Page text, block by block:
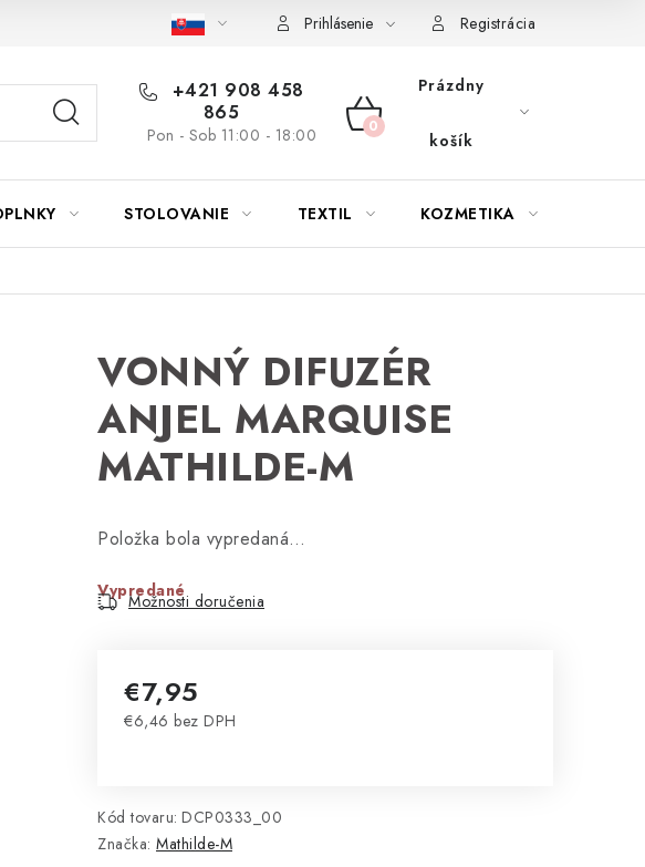
Návod na údržbu nábytku Reklamačný poriadok Pravidlá zliav a akcií
Prihlásenie Registrácia
+421 908 458
865
Pon - Sob 11:00 - 18:00
NÁKUPNÝ
Prázdny
košík
STOLOVANIE TEXTIL KOZMETIKA
VONNÝ DIFUZÉR
ANJEL MARQUISE
MATHILDE-M
Položka bola vypredaná…
Vypredané
Možnosti doručenia
€7,95
€6,46 bez DPH
Kód tovaru: DCP0333_00
Značka: Mathilde-M